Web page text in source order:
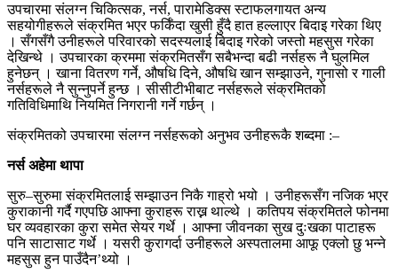
उपचारमा संलग्न चिकित्सक, नर्स, पारामेडिक्स स्टाफलगायत अन्य
सहयोगीहरूले संक्रमित भएर फर्किँदा खुसी हुँदै हात हल्लाएर बिदाइ गरेका थिए
। सँगसँगै उनीहरूले परिवारको सदस्यलाई बिदाइ गरेको जस्तो महसुस गरेका
देखिन्थे । उपचारका क्रममा संक्रमितसँग सबैभन्दा बढी नर्सहरू नै घुलमिल
हुनेछन् । खाना वितरण गर्ने, औषधि दिने, औषधि खान सम्झाउने, गुनासो र गाली
नर्सहरूले नै सुन्नुपर्ने हुन्छ । सीसीटीभीबाट नर्सहरूले संक्रमितको
गतिविधिमाथि नियमित निगरानी गर्ने गर्छन् ।
संक्रमितको उपचारमा संलग्न नर्सहरूको अनुभव उनीहरूकै शब्दमा :–
नर्स अहेमा थापा
सुरु–सुरुमा संक्रमितलाई सम्झाउन निकै गाह्रो भयो । उनीहरूसँग नजिक भएर
कुराकानी गर्दै गएपछि आफ्ना कुराहरू राख्न थाल्थे । कतिपय संक्रमितले फोनमा
घर व्यवहारका कुरा समेत सेयर गर्थे । आफ्ना जीवनका सुख दुःखका पाटाहरू
पनि साटासाट गर्थे । यसरी कुरागर्दा उनीहरूले अस्पतालमा आफू एक्लो छु भन्ने
महसुस हुन पाउँदैन’थ्यो ।